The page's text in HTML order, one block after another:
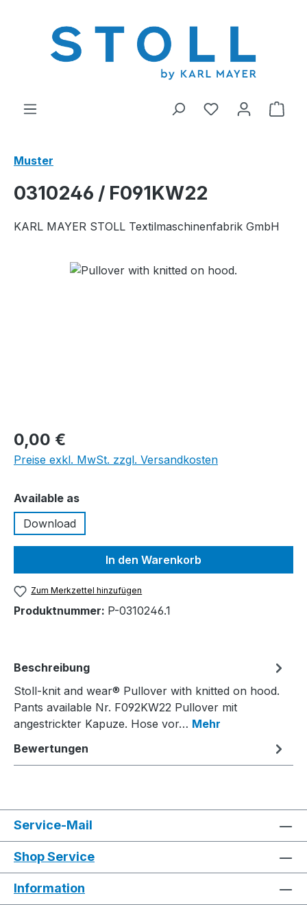
Du hast 0
Muster
0310246 / F091KW22
KARL MAYER STOLL Textilmaschinenfabrik GmbH
Bildergalerie überspringen
0,00 €
Preise exkl. MwSt. zzgl. Versandkosten
Available asauswählen
Download
In den Warenkorb
Zum Merkzettel hinzufügen
Produktnummer: P-0310246.1
Beschreibung
Stoll-knit and wear® Pullover with knitted on hood.
Pants available Nr. F092KW22 Pullover mit
angestrickter Kapuze. Hose vor… Mehr
Bewertungen
Service-Mail
Shop Service
Information